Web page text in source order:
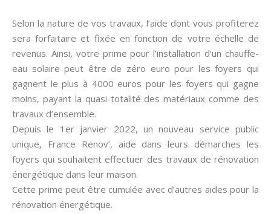
Selon la nature de vos travaux, l’aide dont vous profiterez
sera forfaitaire et fixée en fonction de votre échelle de
revenus. Ainsi, votre prime pour l’installation d’un chauffe-
eau solaire peut être de zéro euro pour les foyers qui
gagnent le plus à 4000 euros pour les foyers qui gagne
moins, payant la quasi-totalité des matériaux comme des
travaux d’ensemble.
Depuis le 1er janvier 2022, un nouveau service public
unique, France Renov’, aide dans leurs démarches les
foyers qui souhaitent effectuer des travaux de rénovation
énergétique dans leur maison.
Cette prime peut être cumulée avec d’autres aides pour la
rénovation énergétique.